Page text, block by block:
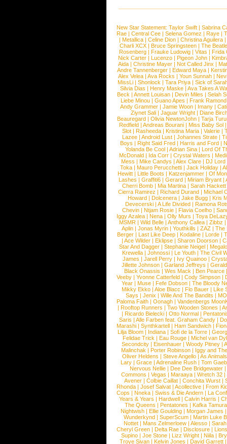
New Star Statement: Taylor Swift | Sabrina
Rae |Central Cee |Selena Gomez |Raye |
| Metallica | Celine Dion | Christina Aguilera |
Charli XCX |Bruce Springsteen |The
Rosenberg | Frauke Ludowig | Vitas | Frida
Nick Carter | Lucenzo | Pigeon John |
Aida |Christine Mayer |Not Called Jinx |
Andre Tannenberger | Edward Maya |
Alex Velea | Ava Rocks | Youn Sunnah |
MissLi | Shonlock | Tara Priya | Sick of
Silvia Dias |Henry Maske |Ava Takes A
Beck |Annett Louisan |Devin Miles |Selah
Liebe Minou |Guano Apes |Frank Ramond
Andy Grammer |Jamie Woon | Imany |
Ziynet Sali |Jaguar Wright |Diane
Beauregard |Olivia NewtonJohn |Tarja
Redfield | Andreas Bourani | Miss Baby Sol
Slot | Rasheeda | Kristina Maria | Valerie |
Lazee | Android Lust | Johannes Strate |
Boys | Right Said Fred | Harris and Ford |
Yolanda Be Cool |Adrian Sina |Lord Of
McDonald | Ida Corr |Crystal Waters |
Mess | Mike Candys | Alex Clare | DJ Lord
Toka | Mauro Perucchetti | Jack Holiday |
Hewitt |Little Boots |Katzenjammer |Of
Lashes |Graffiti6 |Gerard |Miriam Bryant |
Cherri Bomb | Mia Martina | Sarah Hackett
Cierra Ramirez | Richard Durand | Michael
Howard |Dolcenera |Jake Bugg |Kris
Devecerski |A Life Divided |Ramona
Chevin |Ntjam Rosie |Flavia Coelho |
Iggy Azalea | Nena | Olly Murs | Toya
MSMR |Wild Belle |Anthony Callea |Zibbz
Aplin | Jonas Myrin | Youthkills | ZAZ | The
Berger |Last Like Deep |Kodaline |Lorde |
|Ace Wilder |Eklipse |Sharon Doorson |
Star And Dagger | Stephanie Neigel |
Krewella | Johnossi | Le Youth | The Civil
James | Jarell Perry | Ivy Quainoo |
Jillette Johnson | Garland Jeffreys |
Black Onassis | Wes Mack | Ben Pearce
Veeby | Yvonne Catterfeld | Cody Simpson |
Year |Muse |Fefe Dobson |The Bloody
Mikky Ekko | Aloe Blacc | Flo Bauer | Like
Says | Jenix | Wille And The Bandits | MO
Paloma Faith |Oonagh |Vandenbergs
|Rooftop Runners |Two Wooden Stones |
| Ricardo Bielecki | Otto Normal |
Saris | Alle Farben feat. Graham Candy |
Marashi | Synthkartell | Ham Sandwich |
Lilja Bloom | Indiana | Sofi de la Torre |
Felidae Trick | Eau Rouge | Michel van
Secondcity |Eisenhauer |Woody Pitney |
Malinchak |Porter Robinson | Iggy and
Oliver Heldens |Steve Angello |As Animals
Lary | Grace | Adrenaline Rush | Tom
Nervous Nellie | Dee Dee Bridgewater |
Commons |Vegas |Maraaya |Wretch 32 |
Avener | Colbie Caillat | Conchita Wurst |
Rhonda | Josef Salvat | Acollective | From
Cops | Nneka | Swiss & Die Andern | La
Years & Years |Hardwell |Calvin Harris |
The Queens | Pentatones | Kafka Tamura
Nightwish |Ellie Goulding |Morgan James
Wunderkynd | SuperScum | Martin Luke
Nottet |Mans Zelmerloew |Alesso |
Cheryl Green |Delta Rae |Disclosure |
Supino |Joe Stone |Lizz Wright |Niila |
Troye Sivan | Kelvin Jones | David Garrett